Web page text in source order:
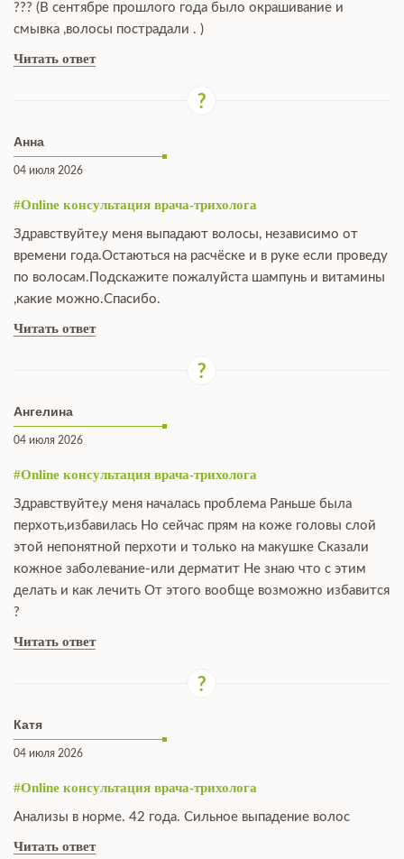
??? (В сентябре прошлого года было окрашивание и
смывка ,волосы пострадали . )
Читать ответ
Анна
04 июля 2026
#Online консультация врача-трихолога
Здравствуйте,у меня выпадают волосы, независимо от
времени года.Остаються на расчёске и в руке если проведу
по волосам.Подскажите пожалуйста шампунь и витамины
,какие можно.Спасибо.
Читать ответ
Ангелина
04 июля 2026
#Online консультация врача-трихолога
Здравствуйте,у меня началась проблема Раньше была
перхоть,избавилась Но сейчас прям на коже головы слой
этой непонятной перхоти и только на макушке Сказали
кожное заболевание-или дерматит Не знаю что с этим
делать и как лечить От этого вообще возможно избавится
?
Читать ответ
Катя
04 июля 2026
#Online консультация врача-трихолога
Анализы в норме. 42 года. Сильное выпадение волос
Читать ответ